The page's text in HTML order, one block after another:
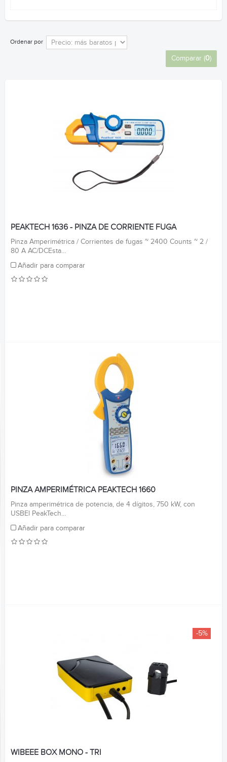
Ordenar por
Comparar (0)
PEAKTECH 1636 - PINZA DE CORRIENTE FUGA
Pinza Amperimétrica / Corrientes de fugas ~ 2400 Counts ~ 2 /
80 A AC/DCEsta...
Añadir para comparar
PINZA AMPERIMÉTRICA PEAKTECH 1660
Pinza amperimétrica de potencia, de 4 dígitos, 750 kW, con
USBEl PeakTech...
Añadir para comparar
-5%
WIBEEE BOX MONO - TRI